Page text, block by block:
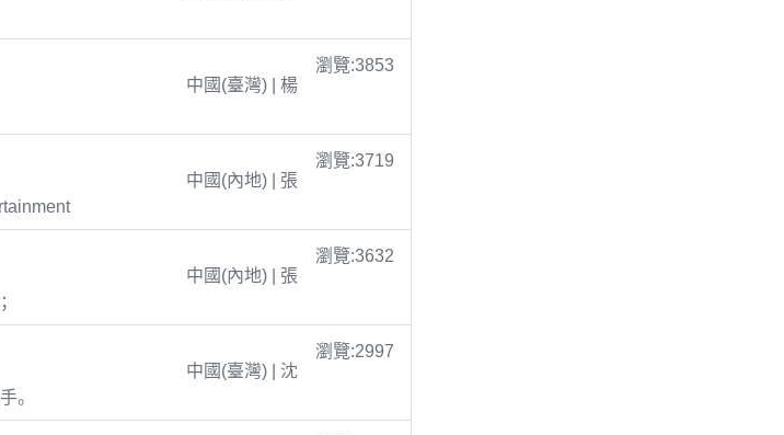
瀏覽:3853
中國(臺灣) | 楊
瀏覽:3719
中國(內地) | 張
瀏覽:3632
中國(內地) | 張
瀏覽:2997
中國(臺灣) | 沈
。